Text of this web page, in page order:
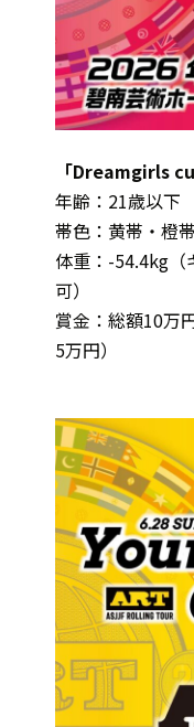
「Dreamgirls
年齢：21歳以下
帯色：黄帯・橙
体重：-54.4kg（
可）
賞金：総額10万
5万円）